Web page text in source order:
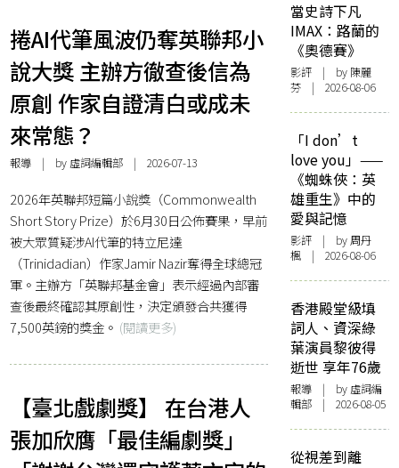
捲AI代筆風波仍奪英聯邦小
說大獎 主辦方徹查後信為
原創 作家自證清白或成未
來常態？
報導 | by 虛詞編輯部 | 2026-07-13
2026年英聯邦短篇小說獎（Commonwealth
Short Story Prize）於6月30日公佈賽果，早前
被大眾質疑涉AI代筆的特立尼達
（Trinidadian）作家Jamir Nazir奪得全球總冠
軍。主辦方「英聯邦基金會」表示經過內部審
查後最終確認其原創性，決定頒發合共獲得
7,500英鎊的獎金。 (閱讀更多)
【臺北戲劇獎】 在台港人
張加欣膺「最佳編劇獎」
當史詩下凡
IMAX：路蘭的
《奧德賽》
影評 | by 陳麗
芬 | 2026-08-06
「I don’t
love you」——
《蜘蛛俠：英
雄重生》中的
愛與記憶
影評 | by周丹
楓 | 2026-08-06
香港殿堂級填
詞人、資深綠
葉演員黎彼得
逝世 享年76歲
報導 | by 虛詞編
輯部 | 2026-08-05
從視差到離